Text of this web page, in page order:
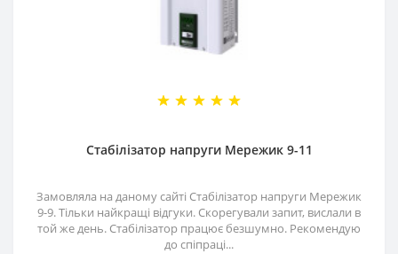
Стабілізатор напруги Мережик 9-11
Замовляла на даному сайті Стабілізатор напруги Мережик
9-9. Тільки найкращі відгуки. Скорегували запит, вислали в
той же день. Стабілізатор працює безшумно. Рекомендую
до спіпраці...